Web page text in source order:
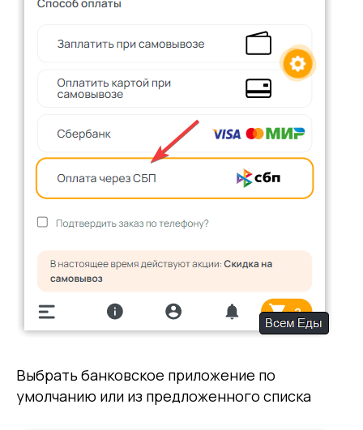
Выбрать банковское приложение по
умолчанию или из предложенного списка